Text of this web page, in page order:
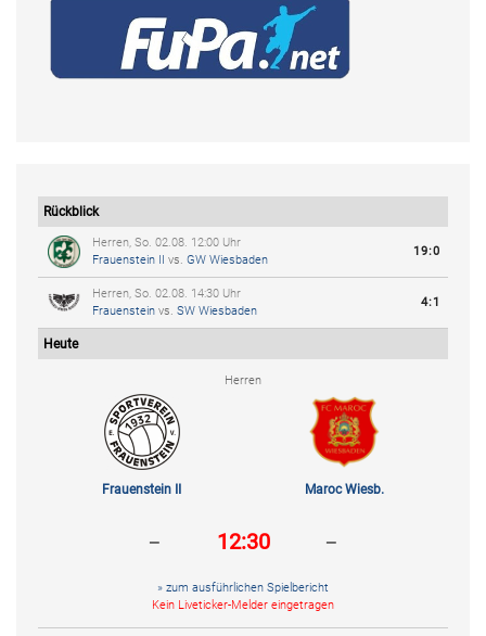
Rückblick
Herren, So. 02.08. 12:00 Uhr
Frauenstein II vs. GW Wiesbaden
19:0
Herren, So. 02.08. 14:30 Uhr
Frauenstein vs. SW Wiesbaden
4:1
Heute
Herren
Frauenstein II Maroc Wiesb.
- 12:30 -
» zum ausführlichen Spielbericht
Kein Liveticker-Melder eingetragen